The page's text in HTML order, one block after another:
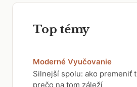
Top témy
Moderné Vyučovanie
Silnejší spolu: ako premeniť
prečo na tom záleží